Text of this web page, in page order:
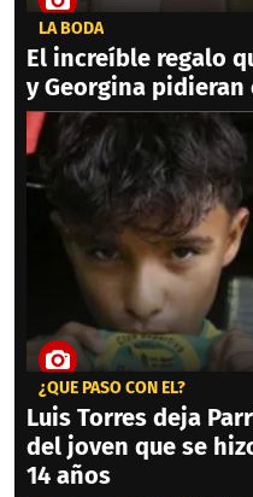
LA BODA
El increíble regalo
y Georgina pidieran
¿QUÉ PASÓ CON ÉL?
Luis Torres deja
del joven que se
14 años